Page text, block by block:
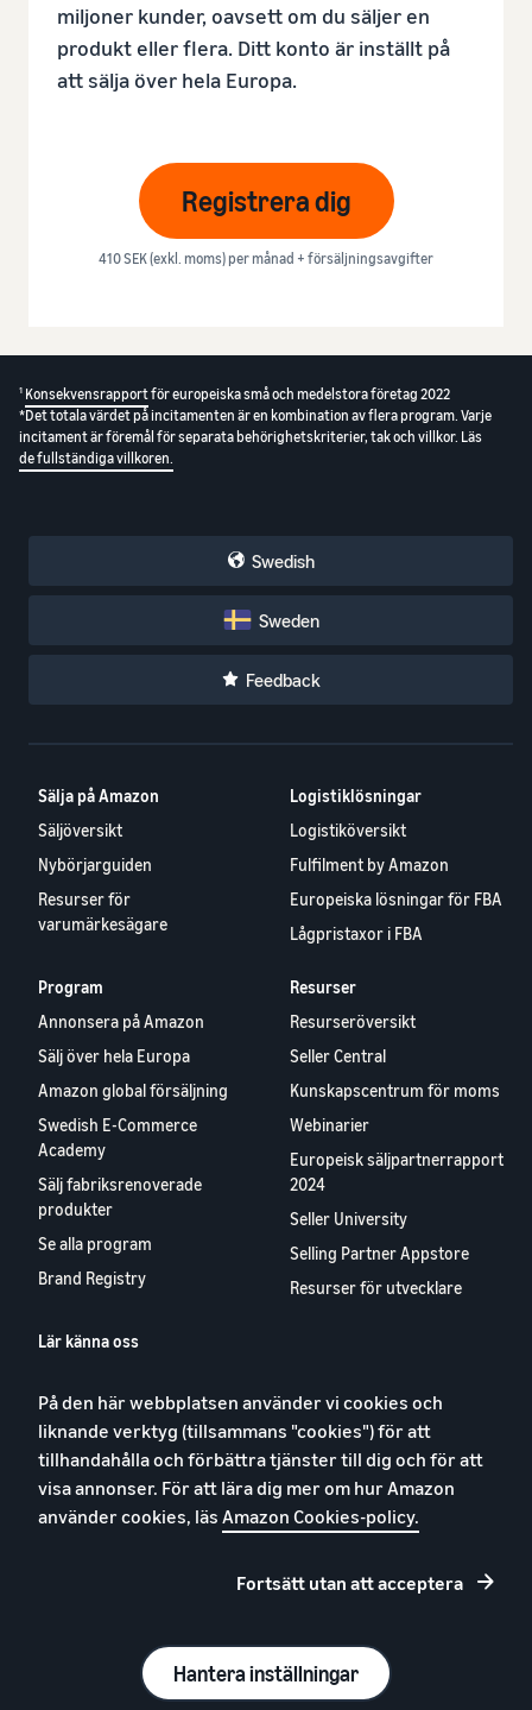
miljoner kunder, oavsett om du säljer en
produkt eller flera. Ditt konto är inställt på
att sälja över hela Europa.
Registrera dig
410 SEK (exkl. moms) per månad + försäljningsavgifter
1 Konsekvensrapportför europeiska små och medelstora företag 2022
*Det totala värdet på incitamenten är en kombination av flera program. Varje
incitament är föremål för separata behörighetskriterier, tak och villkor. Läs
de fullständiga villkoren.
Swedish
Sweden
Feedback
Sälja på Amazon
Säljöversikt
Nybörjarguiden
Resurser för
varumärkesägare
Logistiklösningar
Logistiköversikt
Fulfilment by Amazon
Europeiska lösningar för FBA
Lågpristaxor i FBA
Program
Annonsera på Amazon
Sälj över hela Europa
Amazon global försäljning
Swedish E-Commerce
Academy
Sälj fabriksrenoverade
produkter
Se alla program
Brand Registry
Resurser
Resurseröversikt
Seller Central
Kunskapscentrum för moms
Webinarier
Europeisk säljpartnerrapport
2024
Seller University
Selling Partner Appstore
Resurser för utvecklare
Lär känna oss
Karriärer
YouTube
Kontakta oss
© 2026, Amazon.com, Inc. eller dess dotterbolag
På den här webbplatsen använder vi cookies och
liknande verktyg (tillsammans "cookies") för att
tillhandahålla och förbättra tjänster till dig och för att
visa annonser. För att lära dig mer om hur Amazon
använder cookies, läs Amazon Cookies-policy.
Fortsätt utan att acceptera
Hantera inställningar